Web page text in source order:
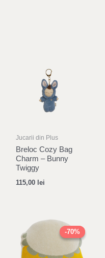
Jucarii din Plus
Breloc Cozy Bag
Charm – Bunny
Twiggy
115,00 lei
-70%
-70%
Original
price
was:
239,00 lei.
price
is:
71,00 lei.